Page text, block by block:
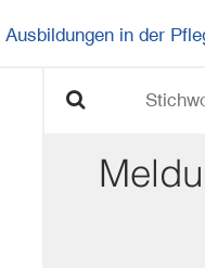
Ausbildungen in der